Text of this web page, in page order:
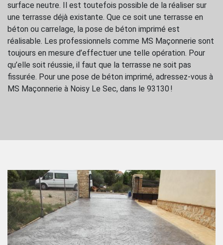
surface neutre. Il est toutefois possible de la réaliser sur
une terrasse déjà existante. Que ce soit une terrasse en
béton ou carrelage, la pose de béton imprimé est
réalisable. Les professionnels comme MS Maçonnerie sont
toujours en mesure d’effectuer une telle opération. Pour
qu’elle soit réussie, il faut que la terrasse ne soit pas
fissurée. Pour une pose de béton imprimé, adressez-vous à
MS Maçonnerie à Noisy Le Sec, dans le 93130 !